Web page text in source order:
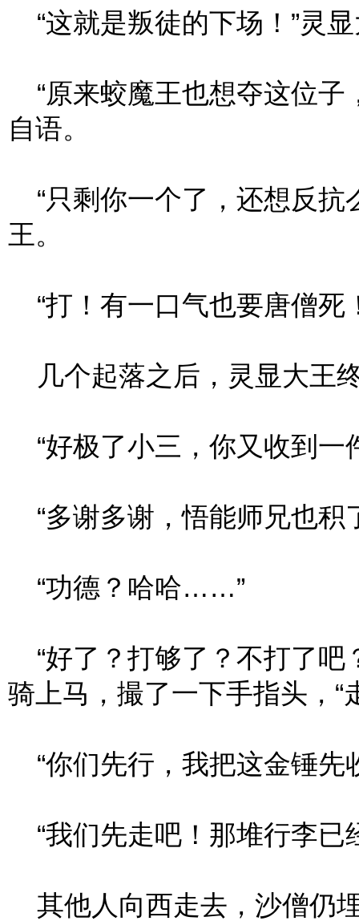
“这就是叛徒的下场！”灵
“原来蛟魔王也想夺这位子
自语。
“只剩你一个了，还想反抗
王。
“打！有一口气也要唐僧死
几个起落之后，灵显大王
“好极了小三，你又收到一
“多谢多谢，悟能师兄也积
“功德？哈哈……”
“好了？打够了？不打了吧
骑上马，撮了一下手指头，“
“你们先行，我把这金锤先
“我们先走吧！那堆行李已
其他人向西走去，沙僧仍